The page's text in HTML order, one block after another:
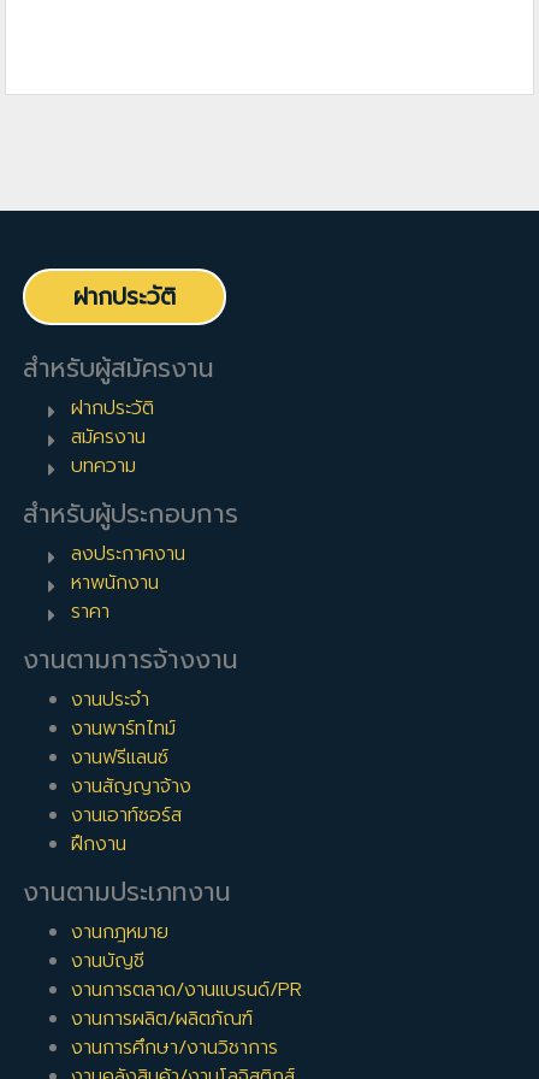
ฝากประวัติ
สำหรับผู้สมัครงาน
ฝากประวัติ
สมัครงาน
บทความ
สำหรับผู้ประกอบการ
ลงประกาศงาน
หาพนักงาน
ราคา
งานตามการจ้างงาน
งานประจำ
งานพาร์ทไทม์
งานฟรีแลนซ์
งานสัญญาจ้าง
งานเอาท์ซอร์ส
ฝึกงาน
งานตามประเภทงาน
งานกฎหมาย
งานบัญชี
งานการตลาด/งานแบรนด์/PR
งานการผลิต/ผลิตภัณฑ์
งานการศึกษา/งานวิชาการ